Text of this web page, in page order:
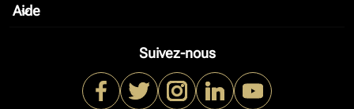
Aide
keyboard_arrow_down
Suivez-nous